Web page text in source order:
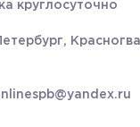
круглосуточно